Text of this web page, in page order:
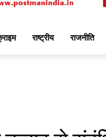
राष्ट्रीय राजनीति